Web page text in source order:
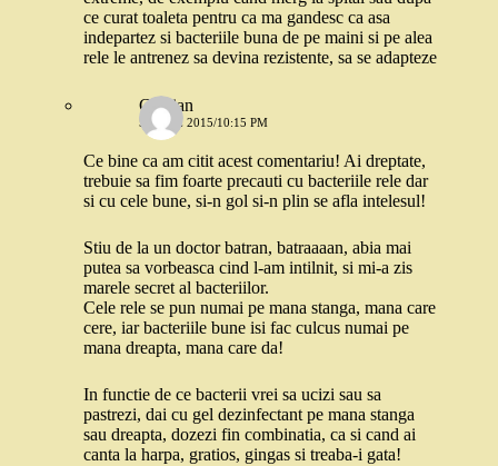
ce curat toaleta pentru ca ma gandesc ca asa
indepartez si bacteriile buna de pe maini si pe alea
rele le antrenez sa devina rezistente, sa se adapteze
Cristian
5 IUNIE 2015/10:15 PM
Ce bine ca am citit acest comentariu! Ai dreptate,
trebuie sa fim foarte precauti cu bacteriile rele dar
si cu cele bune, si-n gol si-n plin se afla intelesul!
Stiu de la un doctor batran, batraaaan, abia mai
putea sa vorbeasca cind l-am intilnit, si mi-a zis
marele secret al bacteriilor.
Cele rele se pun numai pe mana stanga, mana care
cere, iar bacteriile bune isi fac culcus numai pe
mana dreapta, mana care da!
In functie de ce bacterii vrei sa ucizi sau sa
pastrezi, dai cu gel dezinfectant pe mana stanga
sau dreapta, dozezi fin combinatia, ca si cand ai
canta la harpa, gratios, gingas si treaba-i gata!